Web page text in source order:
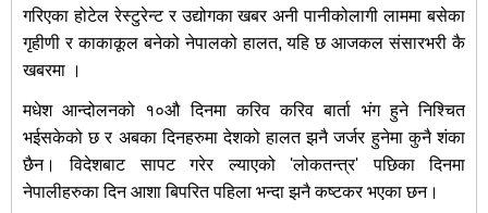
गरिएका होटेल रेस्टुरेन्ट र उद्योगका खबर अनी पानीकोलागी लाममा बसेका
गृहीणी र काकाकूल बनेको नेपालको हालत, यहि छ आजकल संसारभरी कै
खबरमा ।
मधेश आन्दोलनको १०औ दिनमा करिव करिव बार्ता भंग हुने निश्‍चित
भईसकेको छ र अबका दिनहरुमा देशको हालत झनै जर्जर हुनेमा कुनै शंका
छैन। विदेशबाट सापट गरेर ल्याएको 'लोकतन्त्र' पछिका दिनमा
नेपालीहरुका दिन आशा बिपरित पहिला भन्दा झनै कष्टकर भएका छन।